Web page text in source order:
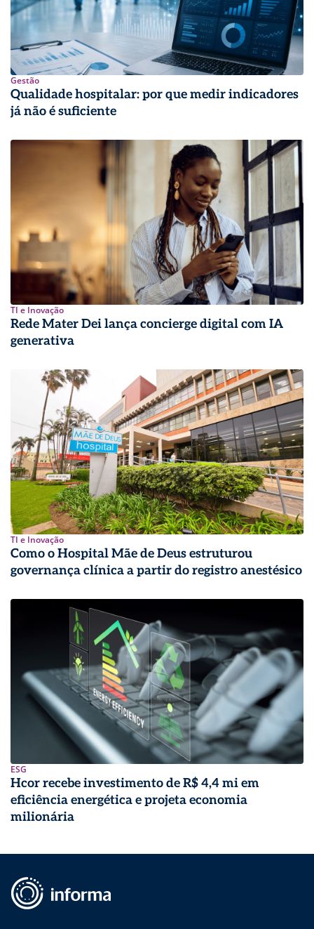
Gestão
Qualidade hospitalar: por que medir indicadores
já não é suficiente
TI e Inovação
Rede Mater Dei lança concierge digital com IA
generativa
TI e Inovação
Como o Hospital Mãe de Deus estruturou
governança clínica a partir do registro anestésico
ESG
Hcor recebe investimento de R$ 4,4 mi em
eficiência energética e projeta economia
milionária